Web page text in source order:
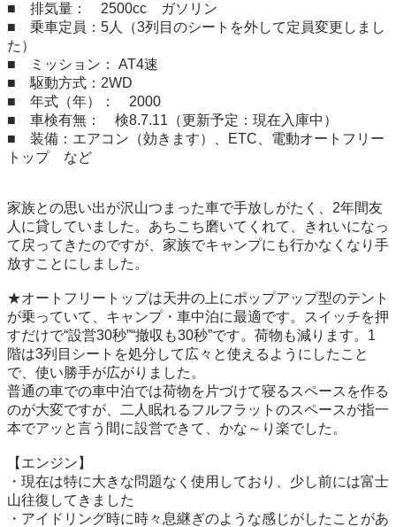
■　排気量：　2500cc　ガソリン
■　乗車定員：5人（3列目のシートを外して定員変更しまし
た）
■　ミッション： AT4速
■　駆動方式：2WD
■　年式（年）：　2000
■　車検有無：　検8.7.11（更新予定：現在入庫中）
■　装備：エアコン（効きます）、ETC、電動オートフリー
トップ　など
家族との思い出が沢山つまった車で手放しがたく、2年間友
人に貸していました。あちこち磨いてくれて、きれいになっ
て戻ってきたのですが、家族でキャンプにも行かなくなり手
放すことにしました。
★オートフリートップは天井の上にポップアップ型のテント
が乗っていて、キャンプ・車中泊に最適です。スイッチを押
すだけで“設営30秒”“撤収も30秒”です。荷物も減ります。1
階は3列目シートを処分して広々と使えるようにしたこと
で、使い勝手が広がりました。
普通の車での車中泊では荷物を片づけて寝るスペースを作る
のが大変ですが、二人眠れるフルフラットのスペースが指一
本でアッと言う間に設営できて、かな～り楽でした。
【エンジン】
・現在は特に大きな問題なく使用しており、少し前には富士
山往復してきました
・アイドリング時に時々息継ぎのような感じがしたことがあ